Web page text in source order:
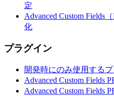
定
Advanced Custom Fields
化
プラグイン
開発時にのみ使用する
Advanced Custom Fields
Advanced Custom Fields